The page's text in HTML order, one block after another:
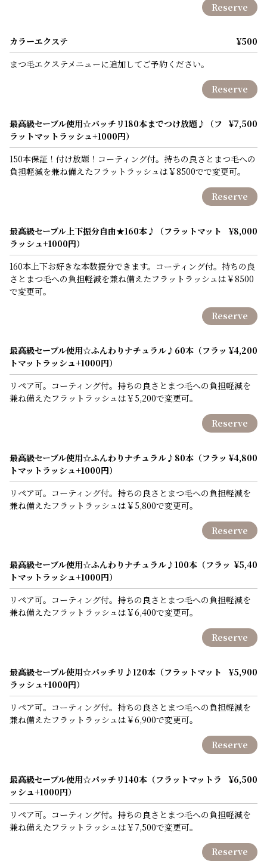
Reserve
カラーエクステ
¥500
まつ毛エクステメニューに追加してご予約ください。
Reserve
最高級セーブル使用☆バッチリ180本までつけ放題♪（フ
ラットマットラッシュ+1000円）
¥7,500
150本保証！付け放題！コーティング付。持ちの良さとまつ毛への
負担軽減を兼ね備えたフラットラッシュは￥8500でで変更可。
Reserve
最高級セーブル上下振分自由★160本♪（フラットマット
ラッシュ+1000円）
¥8,000
160本上下お好きな本数振分できます。コーティング付。持ちの良
さとまつ毛への負担軽減を兼ね備えたフラットラッシュは￥8500
で変更可。
Reserve
最高級セーブル使用☆ふんわりナチュラル♪60本（フラッ
トマットラッシュ+1000円）
¥4,200
リペア可。コーティング付。持ちの良さとまつ毛への負担軽減を
兼ね備えたフラットラッシュは￥5,200で変更可。
Reserve
最高級セーブル使用☆ふんわりナチュラル♪80本（フラッ
トマットラッシュ+1000円）
¥4,800
リペア可。コーティング付。持ちの良さとまつ毛への負担軽減を
兼ね備えたフラットラッシュは￥5,800で変更可。
Reserve
最高級セーブル使用☆ふんわりナチュラル♪100本（フラッ
トマットラッシュ+1000円）
¥5,40
リペア可。コーティング付。持ちの良さとまつ毛への負担軽減を
兼ね備えたフラットラッシュは￥6,400で変更可。
Reserve
最高級セーブル使用☆パッチリ♪120本（フラットマット
ラッシュ+1000円）
¥5,900
リペア可。コーティング付。持ちの良さとまつ毛への負担軽減を
兼ね備えたフラットラッシュは￥6,900で変更可。
Reserve
最高級セーブル使用☆パッチリ140本（フラットマットラ
ッシュ+1000円）
¥6,500
リペア可。コーティング付。持ちの良さとまつ毛への負担軽減を
兼ね備えたフラットラッシュは￥7,500で変更可。
Reserve